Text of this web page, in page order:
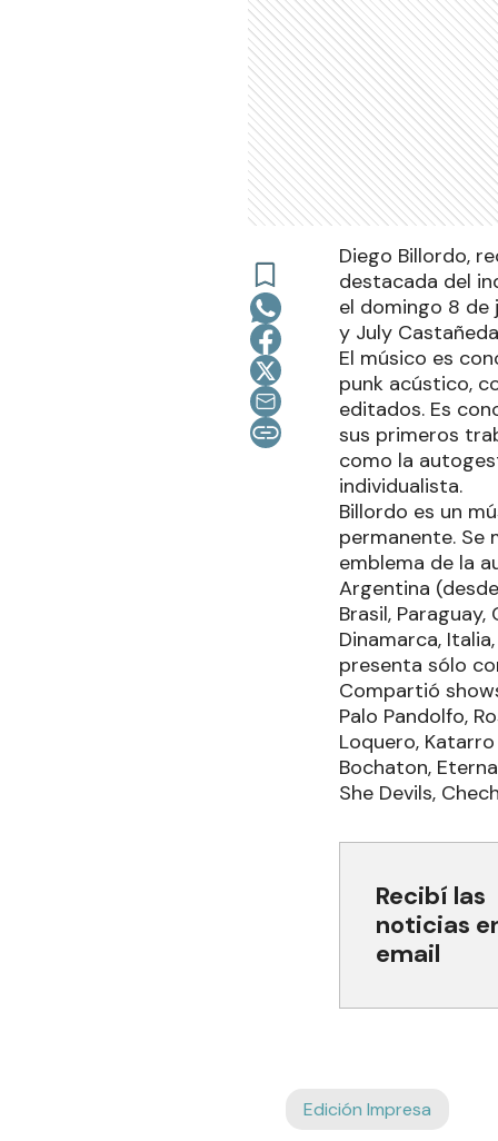
Diego Billordo,
destacada del
el domingo 8 de
y July
El músico es
punk acústico,
editados. Es
sus primeros
como la
individualista.
Billordo es un
permanente. Se
emblema de la
Argentina
Brasil, Paraguay,
Dinamarca,
presenta sólo
Compartió
Palo Pandolfo,
Loquero,
Bochaton,
She Devils,
Recibí las
noticias
email
Edición Impresa